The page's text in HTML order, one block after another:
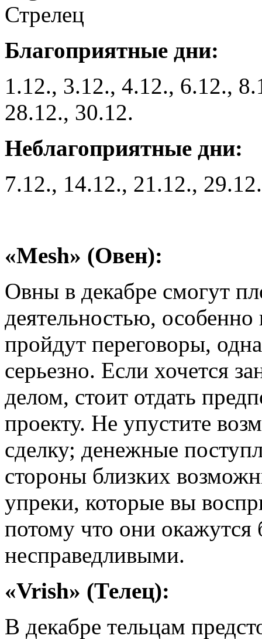
Благоприятные дни:
1.12., 3.12., 4.12., 6.12.,
28.12., 30.12.
Неблагоприятные дни:
7.12., 14.12., 21.12., 29.12.
«Mesh» (Овен):
Овны в декабре смогут
деятельностью,
пройдут переговоры,
серьезно. Если хочется
делом, стоит отдать
проекту. Не упустите
сделку; денежные
стороны близких
упреки, которые вы
потому что они
несправедливыми.
«Vrish» (Телец):
В декабре тельцам